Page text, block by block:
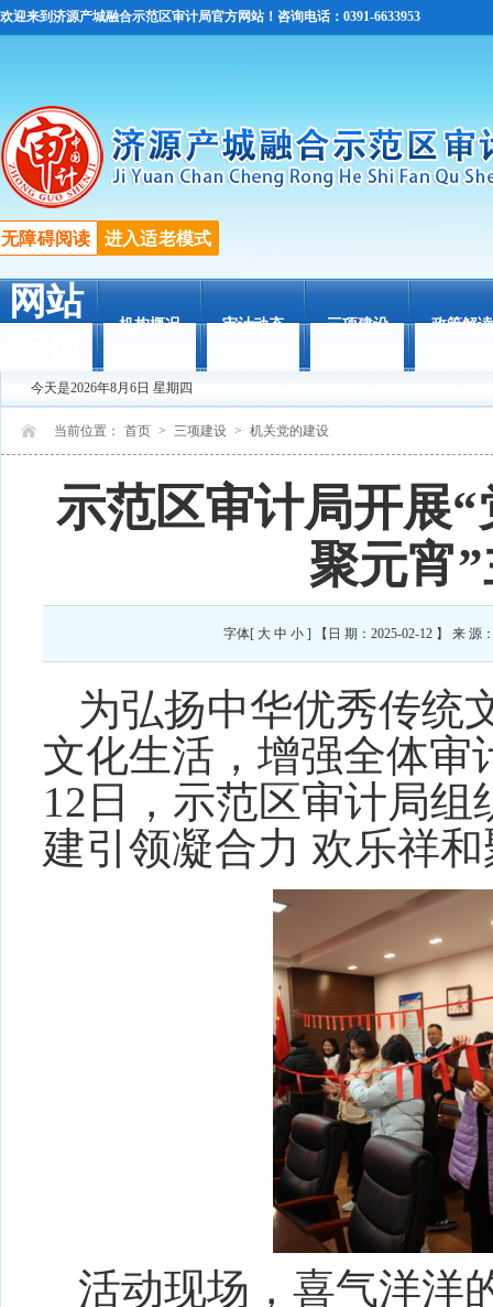
欢迎来到济源产城融合示范区审计局官方网站！咨询电话：0391-6633953
无障碍阅读 进入适老模式
网站
机构概况 审计动态 三项建设 政策解读
今天是2026年8月6日 星期四
当前位置： 首页 > 三项建设 > 机关党的建设
示范区审计局开展
聚元宵
字体[ 大 中 小 ] 【日 期：2025-02-12 】 来
为弘扬中华优秀传统
文化生活，增强全体审
12日，示范区审计局
建引领凝合力 欢乐祥
活动现场，喜气洋洋